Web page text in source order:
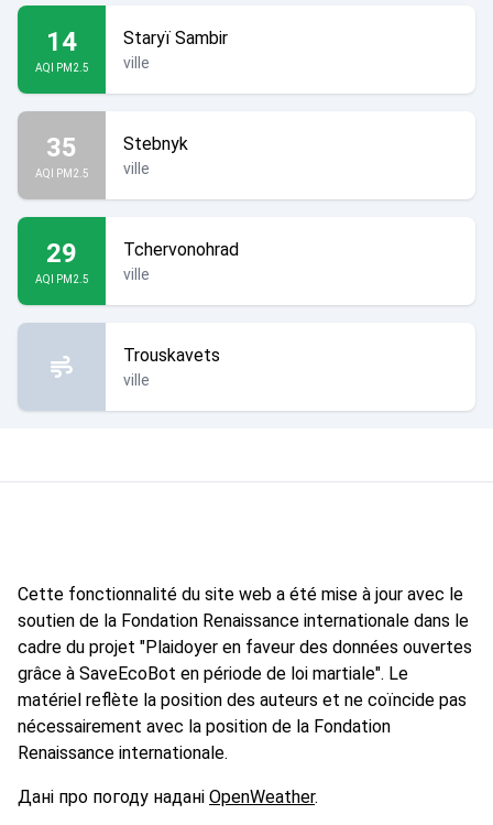
14
AQI PM2.5
Staryï Sambir
ville
35
AQI PM2.5
Stebnyk
ville
29
AQI PM2.5
Tchervonohrad
ville
Trouskavets
ville
Cette fonctionnalité du site web a été mise à jour avec le
soutien de la Fondation Renaissance internationale dans le
cadre du projet "Plaidoyer en faveur des données ouvertes
grâce à SaveEcoBot en période de loi martiale". Le
matériel reflète la position des auteurs et ne coïncide pas
nécessairement avec la position de la Fondation
Renaissance internationale.
Дані про погоду надані OpenWeather.